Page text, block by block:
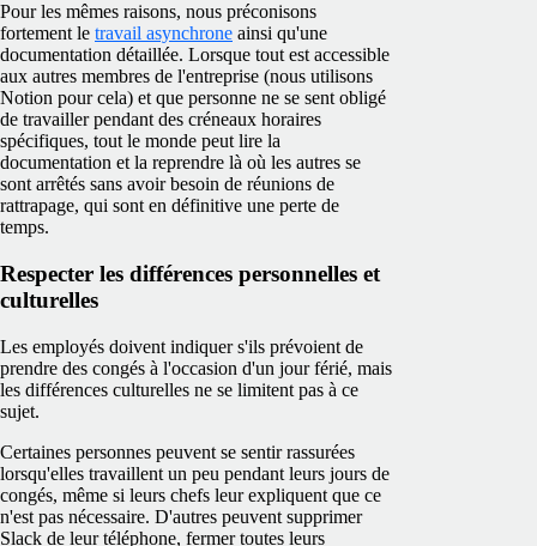
Pour les mêmes raisons, nous préconisons
fortement le travail asynchrone ainsi qu'une
documentation détaillée. Lorsque tout est accessible
aux autres membres de l'entreprise (nous utilisons
Notion pour cela) et que personne ne se sent obligé
de travailler pendant des créneaux horaires
spécifiques, tout le monde peut lire la
documentation et la reprendre là où les autres se
sont arrêtés sans avoir besoin de réunions de
rattrapage, qui sont en définitive une perte de
temps.
Respecter les différences personnelles et
culturelles
Les employés doivent indiquer s'ils prévoient de
prendre des congés à l'occasion d'un jour férié, mais
les différences culturelles ne se limitent pas à ce
sujet.
Certaines personnes peuvent se sentir rassurées
lorsqu'elles travaillent un peu pendant leurs jours de
congés, même si leurs chefs leur expliquent que ce
n'est pas nécessaire. D'autres peuvent supprimer
Slack de leur téléphone, fermer toutes leurs